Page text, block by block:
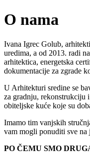
O nama
Ivana Igrec Golub,
uredima, a od 2013. radi
arhitektica, energetska
dokumentacije za zgrade
U Arhitekturi sredine se
za gradnju, rekonstrukciju
obiteljske kuće koje su
Imamo tim vanjskih
vam mogli ponuditi sve na
PO ČEMU SMO